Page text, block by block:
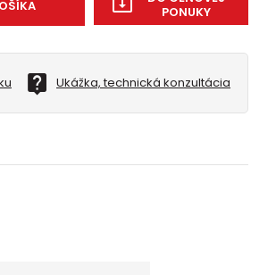
PONUKY
Ukážka, technická konzultácia